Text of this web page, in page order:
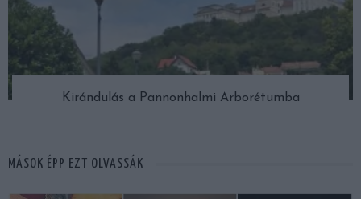
Kirándulás a Pannonhalmi Arborétumba
MÁSOK ÉPP EZT OLVASSÁK